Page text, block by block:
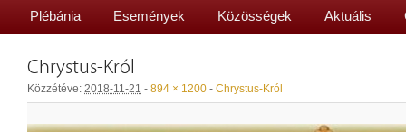
Plébánia Események Közösségek Aktuális
Chrystus-Król
Közzétéve: 2018-11-21 - 894 × 1200 - Chrystus-Król